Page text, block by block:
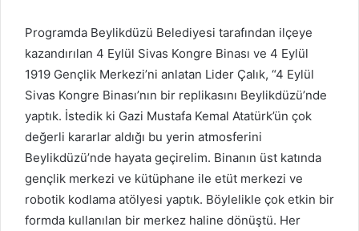
Programda Beylikdüzü Belediyesi tarafından ilçeye
kazandırılan 4 Eylül Sivas Kongre Binası ve 4 Eylül
1919 Gençlik Merkezi’ni anlatan Lider Çalık, “4 Eylül
Sivas Kongre Binası’nın bir replikasını Beylikdüzü’nde
yaptık. İstedik ki Gazi Mustafa Kemal Atatürk’ün çok
değerli kararlar aldığı bu yerin atmosferini
Beylikdüzü’nde hayata geçirelim. Binanın üst katında
gençlik merkezi ve kütüphane ile etüt merkezi ve
robotik kodlama atölyesi yaptık. Böylelikle çok etkin bir
formda kullanılan bir merkez haline dönüştü. Her